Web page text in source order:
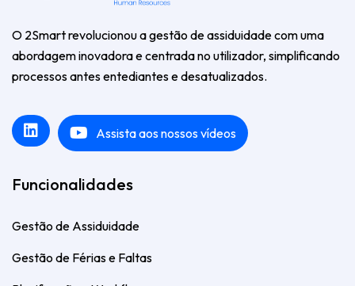
O 2Smart revolucionou a gestão de assiduidade com uma
abordagem inovadora e centrada no utilizador, simplificando
processos antes entediantes e desatualizados.
Assista aos nossos vídeos
Funcionalidades
Gestão de Assiduidade
Gestão de Férias e Faltas